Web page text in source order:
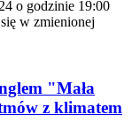
o godzinie 19:00
w zmienionej
"Mała
z klimatem